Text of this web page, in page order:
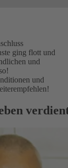
ging flott und
und
und